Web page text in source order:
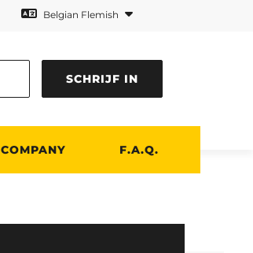
Belgian Flemish
SCHRIJF IN
COMPANY F.A.Q.